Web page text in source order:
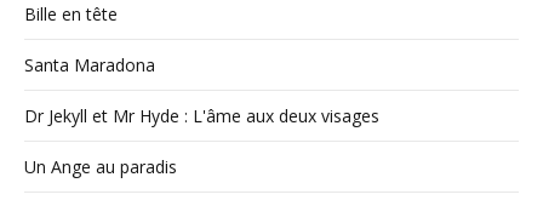
Bille en tête
Santa Maradona
Dr Jekyll et Mr Hyde : L'âme aux deux visages
Un Ange au paradis